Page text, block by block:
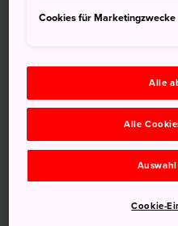
Aussichtsplattformen
Anfahrt
Sie erreichen Umihotaru
von Tokyo (Kawasaki
oder
Von den Bahnhöfen
zur Insel. Überprüfen Sie
Cookies für Marketingzwecke
Alle
Alle
Cookie-